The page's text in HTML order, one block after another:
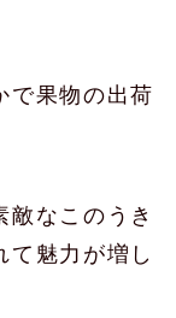
で果物の出荷
敵なこのうき
て魅力が増し